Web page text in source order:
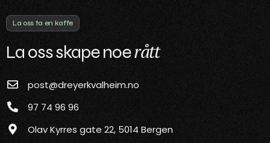
La oss ta en kaffe
La oss skape noerått
post@dreyerkvalheim.no
97 74 96 96
Olav Kyrres gate 22, 5014 Bergen